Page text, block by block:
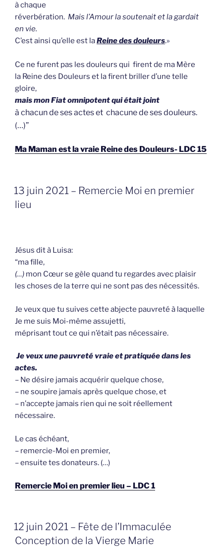
à chaque
réverbération. Mais l’Amour la soutenait et la gardait
en vie.
C’est ainsi qu’elle est laReine des douleurs.»
Ce ne furent pas les douleurs qui firent de ma Mère
la Reine des Douleurs et la firent briller d’une telle
gloire,
mais mon Fiat omnipotent qui était joint
à chacun de ses actes et chacune de ses douleurs.
(…)”
Ma Maman est la vraie Reine des Douleurs- LDC 15
GEPLAATST
OP
13 juin 2021 – Remercie Moi en premier
lieu
Jésus dit à Luisa:
“ma fille,
(…) mon Cœur se gèle quand tu regardes avec plaisir
les choses de la terre qui ne sont pas des nécessités.
Je veux que tu suives cette abjecte pauvreté à laquelle
Je me suis Moi-même assujetti,
méprisant tout ce qui n’était pas nécessaire.
Je veux une pauvreté vraie et pratiquée dans les
actes.
– Ne désire jamais acquérir quelque chose,
– ne soupire jamais après quelque chose, et
– n’accepte jamais rien qui ne soit réellement
nécessaire.
Le cas échéant,
– remercie-Moi en premier,
– ensuite tes donateurs. (…)
Remercie Moi en premier lieu – LDC 1
GEPLAATST
OP
12 juin 2021 – Fête de l’Immaculée
Conception de la Vierge Marie